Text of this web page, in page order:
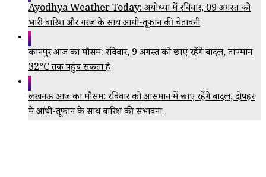
Ayodhya Weather Today: अयोध्या में रविवार, 09 अगस्त को
भारी बारिश और गरज के साथ आंधी-तूफान की चेतावनी
कानपुर आज का मौसम: रविवार, 9 अगस्त को छाए रहेंगे बादल, तापमान
32°C तक पहुंच सकता है
लखनऊ आज का मौसम: रविवार को आसमान में छाए रहेंगे बादल, दोपहर
में आंधी-तूफान के साथ बारिश की संभावना